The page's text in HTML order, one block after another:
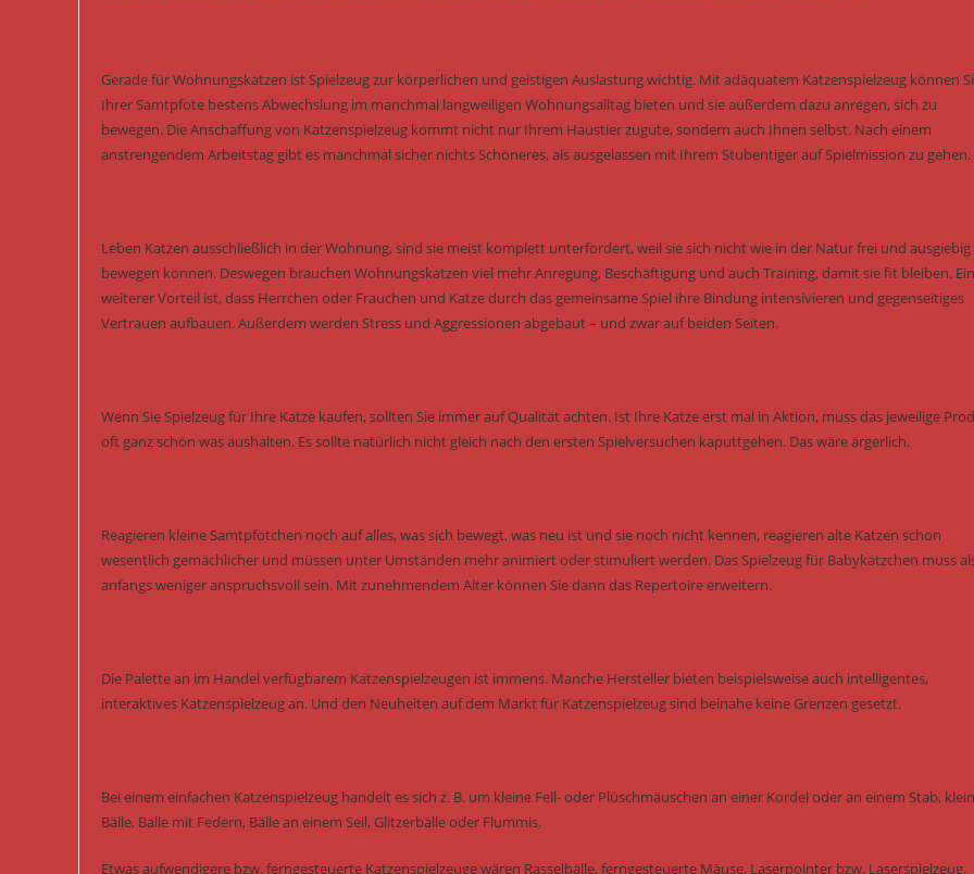
Gerade für Wohnungskatzen ist Spielzeug zur körperlichen und geistigen Auslastung wichtig. Mit adäquatem Katzenspielzeug können
Ihrer Samtpfote bestens Abwechslung im manchmal langweiligen Wohnungsalltag bieten und sie außerdem dazu anregen, sich zu
bewegen. Die Anschaffung von Katzenspielzeug kommt nicht nur Ihrem Haustier zugute, sondern auch Ihnen selbst. Nach einem
anstrengendem Arbeitstag gibt es manchmal sicher nichts Schöneres, als ausgelassen mit Ihrem Stubentiger auf Spielmission zu gehen.
Leben Katzen ausschließlich in der Wohnung, sind sie meist komplett unterfordert, weil sie sich nicht wie in der Natur frei und ausgiebig
bewegen können. Deswegen brauchen Wohnungskatzen viel mehr Anregung, Beschäftigung und auch Training, damit sie fit bleiben. Ein
weiterer Vorteil ist, dass Herrchen oder Frauchen und Katze durch das gemeinsame Spiel ihre Bindung intensivieren und gegenseitiges
Vertrauen aufbauen. Außerdem werden Stress und Aggressionen abgebaut – und zwar auf beiden Seiten.
Wenn Sie Spielzeug für Ihre Katze kaufen, sollten Sie immer auf Qualität achten. Ist Ihre Katze erst mal in Aktion, muss das jeweilige
oft ganz schön was aushalten. Es sollte natürlich nicht gleich nach den ersten Spielversuchen kaputtgehen. Das wäre ärgerlich.
Reagieren kleine Samtpfötchen noch auf alles, was sich bewegt, was neu ist und sie noch nicht kennen, reagieren alte Katzen schon
wesentlich gemächlicher und müssen unter Umständen mehr animiert oder stimuliert werden. Das Spielzeug für Babykätzchen muss
anfangs weniger anspruchsvoll sein. Mit zunehmendem Alter können Sie dann das Repertoire erweitern.
Die Palette an im Handel verfügbarem Katzenspielzeugen ist immens. Manche Hersteller bieten beispielsweise auch intelligentes,
interaktives Katzenspielzeug an. Und den Neuheiten auf dem Markt für Katzenspielzeug sind beinahe keine Grenzen gesetzt.
Bei einem einfachen Katzenspielzeug handelt es sich z. B. um kleine Fell- oder Plüschmäuschen an einer Kordel oder an einem Stab,
Bälle, Bälle mit Federn, Bälle an einem Seil, Glitzerbälle oder Flummis.
Etwas aufwendigere bzw. ferngesteuerte Katzenspielzeuge wären Rasselbälle, ferngesteuerte Mäuse, Laserpointer bzw. Laserspielzeug.